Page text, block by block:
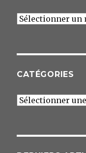
Archives
CATÉGORIES
Catégories